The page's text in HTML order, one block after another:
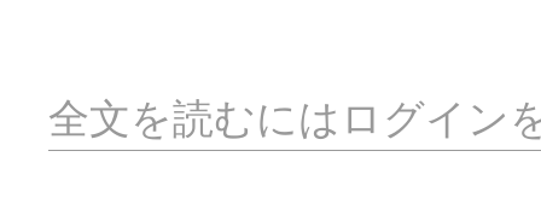
全文を読むにはログイン